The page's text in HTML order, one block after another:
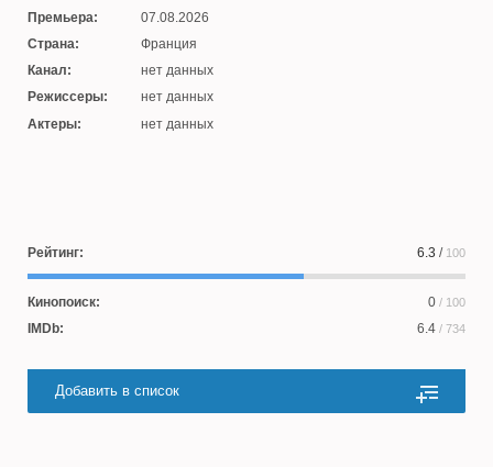
Премьера:
07.08.2026
Страна:
Франция
Канал:
нет данных
Режиссеры:
нет данных
Актеры:
нет данных
Рейтинг: 6.3 / 100
Кинопоиск: 0 / 100
IMDb: 6.4 / 734
Добавить в список